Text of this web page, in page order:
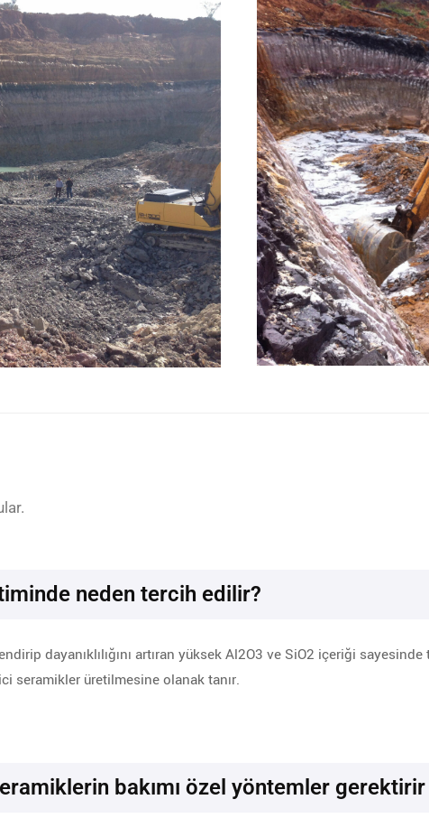
neden tercih edilir?
dayanıklılığını artıran yüksek Al2O3 ve SiO2 içeriği
seramikler üretilmesine olanak tanır.
bakımı özel yöntemler